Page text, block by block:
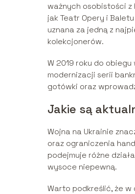
ważnych osobistości z
jak Teatr Opery i
uznana za jedną z
kolekcjonerów.
W 2019 roku do
modernizacji serii
gotówki oraz
Jakie są
Wojna na Ukrainie
oraz ograniczenia
podejmuje różne
wysoce niepewną.
Warto podkreślić, że